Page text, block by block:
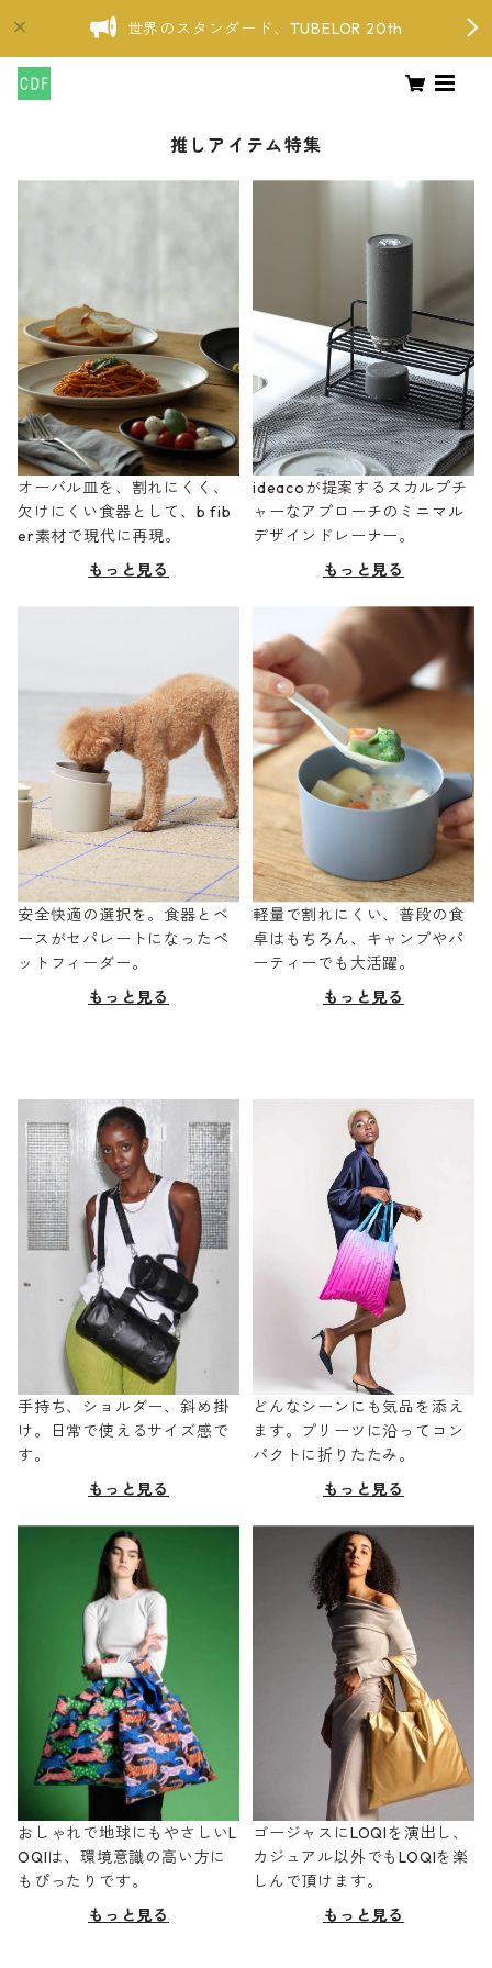
世界のスタンダード、TUBELOR 20th
推しアイテム特集
オーバル皿を、割れにくく、
欠けにくい食器として、b fib
er素材で現代に再現。
もっと見る
ideacoが提案するスカルプチ
ャーなアプローチのミニマル
デザインドレーナー。
もっと見る
安全快適の選択を。食器とベ
ースがセパレートになったペ
ットフィーダー。
もっと見る
軽量で割れにくい、普段の食
卓はもちろん、キャンプやパ
ーティーでも大活躍。
もっと見る
手持ち、ショルダー、斜め掛
け。日常で使えるサイズ感で
す。
もっと見る
どんなシーンにも気品を添え
ます。プリーツに沿ってコン
パクトに折りたたみ。
もっと見る
おしゃれで地球にもやさしいL
OQIは、環境意識の高い方に
もぴったりです。
もっと見る
ゴージャスにLOQIを演出し、
カジュアル以外でもLOQIを楽
しんで頂けます。
もっと見る